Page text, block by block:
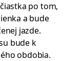
po tom,
a bude
jazde.
bude k
obdobia.